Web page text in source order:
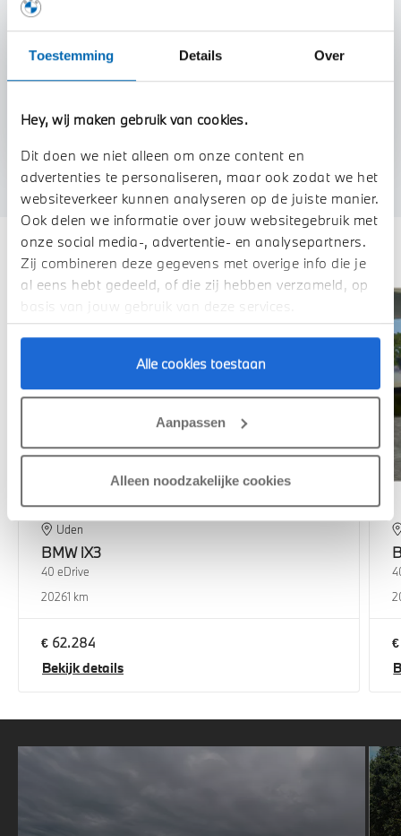
Toestemming Details Over
Hey, wij maken gebruik van cookies.
Dit doen we niet alleen om onze content en
advertenties te personaliseren, maar ook zodat we het
websiteverkeer kunnen analyseren op de juiste manier.
Ook delen we informatie over jouw websitegebruik met
onze social media-, advertentie- en analysepartners.
Zij combineren deze gegevens met overige info die je
al eens hebt gedeeld, of die zij hebben verzameld, op
basis van jouw gebruik van deze services.
Alle cookies toestaan
Aanpassen
Alleen noodzakelijke cookies
Voorstel aanvragen
Deze zijn vergelijkbaar
Uden
BMW iX3
40 eDrive
20261 km
€ 62.284
Bekijk details